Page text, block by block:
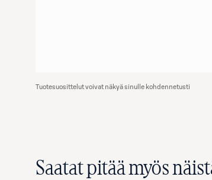
Tuotesuosittelut voivat näkyä sinulle kohdennetusti
Saatat pitää myös